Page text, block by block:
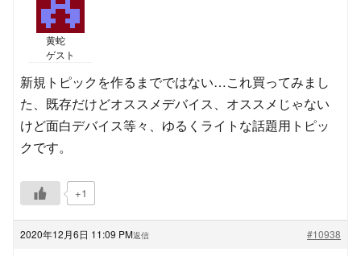
黄蛇
ゲスト
新規トピックを作るまでではない…これ買ってみまし
た、既存だけどオススメデバイス、オススメじゃない
けど面白デバイス等々、ゆるくライトな話題用トピッ
クです。
+1
2020年12月6日 11:09 PM #10938
返信